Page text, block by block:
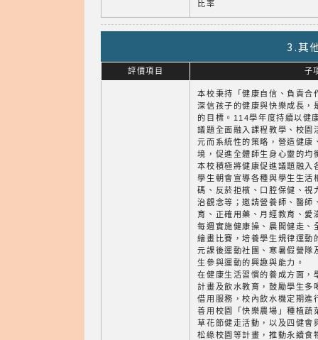
比率
3.其
評價項目 子
本校秉持「健康自信、負責合
深信孩子的健康與快樂成長，
的目標。114學年度持續以健
議題全面融入課程教學、校園
元而系統性的策略，營造健康
境，促進全體師生身心靈的均
本校積極將健康促進議題融入
學生朝會宣導各種與學生生
碼、反菸拒檳、口腔保健、視
治觀念等；邀請營養師、醫師
育、正確用藥、月經教育、愛
每週實施健康操、晨間健走、
繪畫比賽，培養學生規律運動
元課後運動社團、寒暑假營隊
生參與運動的興趣與能力。
在健康生活習慣的養成方面，
計畫及飲水教育，鼓勵學生多
借用服務，校內飲水機定期進
善用校園「快樂農場」種植蔬
草花節健走活動，以及四健會
松綠校園等計畫，推動永續食